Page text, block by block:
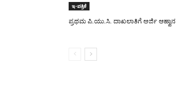
ಇ-ಪತ್ರಿಕೆ
ಪ್ರಥಮ ಪಿ.ಯು.ಸಿ. ದಾಖಲಾತಿಗೆ ಅರ್ಜಿ ಆಹ್ವಾನ